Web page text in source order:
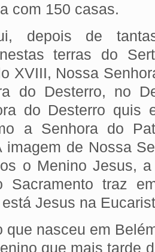
com 150 casas.
depois de
terras do
XVIII, Nossa
do Desterro, no
do Desterro quis
a Senhora do
imagem de Nossa
o Menino Jesus,
Sacramento traz
Jesus na
que nasceu em
que mais tarde